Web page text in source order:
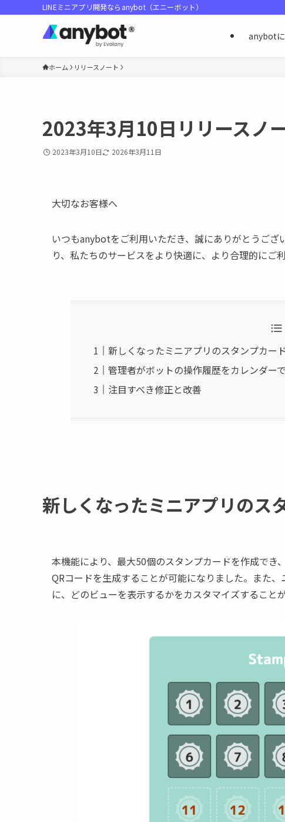
LINEミニアプリ開発ならanybot（エニーボット）
anybot
ホーム リリースノート
2023年3月10日リリースノ
2023年3月10日 2026年3月11日
大切なお客様へ
いつもanybotをご利用いただき、誠にありがとうご
り、私たちのサービスをより快適に、より合理的にご
新しくなったミニアプリのスタンプカー
管理者がボットの操作履歴をカレンダー
注目すべき修正と改善
新しくなったミニアプリのス
本機能により、最大50個のスタンプカードを作成でき
QRコードを生成することが可能になりました。また
に、どのビューを表示するかをカスタマイズすることが